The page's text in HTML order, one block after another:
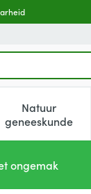
en kinderen
voor Vitaliteit
Natuur
geneeskunde
Toon
ongemak